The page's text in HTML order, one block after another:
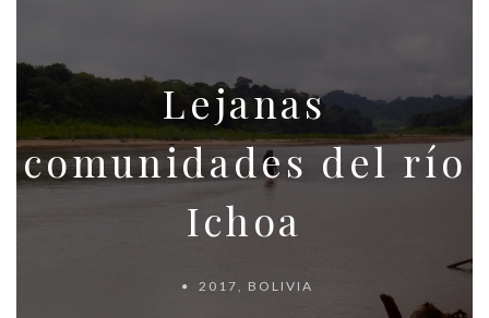
Lejanas
comunidades del río
Ichoa
2017, BOLIVIA